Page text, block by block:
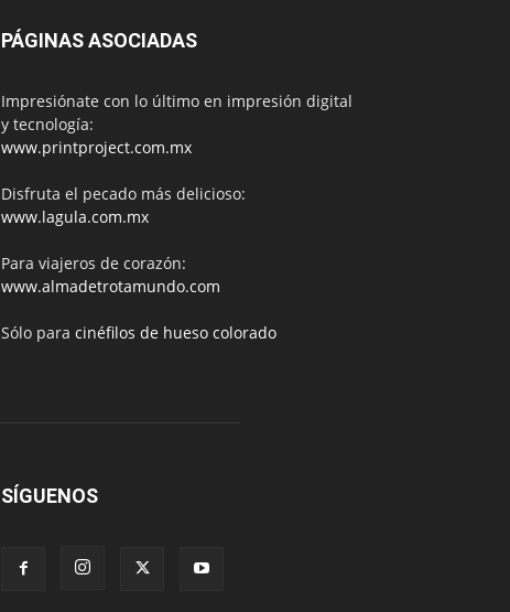
PÁGINAS ASOCIADAS
Impresiónate con lo último en impresión digital
y tecnología:
www.printproject.com.mx
Disfruta el pecado más delicioso:
www.lagula.com.mx
Para viajeros de corazón:
www.almadetrotamundo.com
Sólo para cinéfilos de hueso colorado
SÍGUENOS